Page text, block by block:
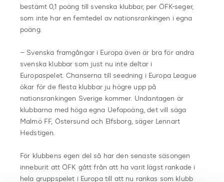
bestämt 0,1 poäng till svenska klubbar, per ÖFK-seger,
som inte har en femtedel av nationsrankingen i egna
poäng.
– Svenska framgångar i Europa även är bra för andra
svenska klubbar som just nu inte deltar i
Europaspelet. Chanserna till seedning i Europa League
ökar för de flesta klubbar ju högre upp på
nationsrankingen Sverige kommer. Undantagen är
klubbarna med höga egna Uefapoäng, det vill säga
Malmö FF, Östersund och Elfsborg, säger Lennart
Hedstigen.
För klubbens egen del så har den senaste säsongen
inneburit att ÖFK gått från att ha varit lägst rankade i
hela gruppspelet i Europa till att nu rankas som klubb